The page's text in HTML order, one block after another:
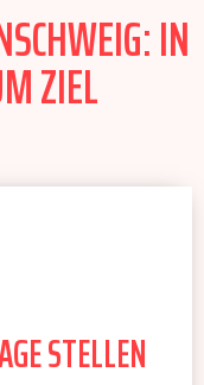
IN
ZIEL
STELLEN